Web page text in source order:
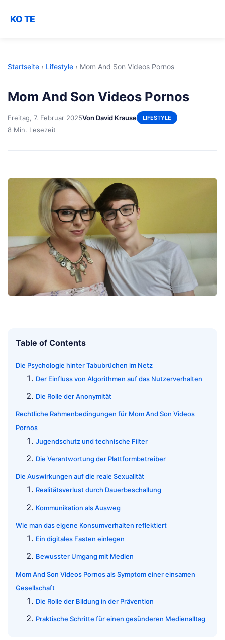
KO TE
Startseite › Lifestyle › Mom And Son Videos Pornos
Mom And Son Videos Pornos
Freitag, 7. Februar 2025Von David Krause LIFESTYLE
8 Min. Lesezeit
Table of Contents
Die Psychologie hinter Tabubrüchen im Netz
Der Einfluss von Algorithmen auf das Nutzerverhalten
Die Rolle der Anonymität
Rechtliche Rahmenbedingungen für Mom And Son Videos
Pornos
Jugendschutz und technische Filter
Die Verantwortung der Plattformbetreiber
Die Auswirkungen auf die reale Sexualität
Realitätsverlust durch Dauerbeschallung
Kommunikation als Ausweg
Wie man das eigene Konsumverhalten reflektiert
Ein digitales Fasten einlegen
Bewusster Umgang mit Medien
Mom And Son Videos Pornos als Symptom einer einsamen
Gesellschaft
Die Rolle der Bildung in der Prävention
Praktische Schritte für einen gesünderen Medienalltag